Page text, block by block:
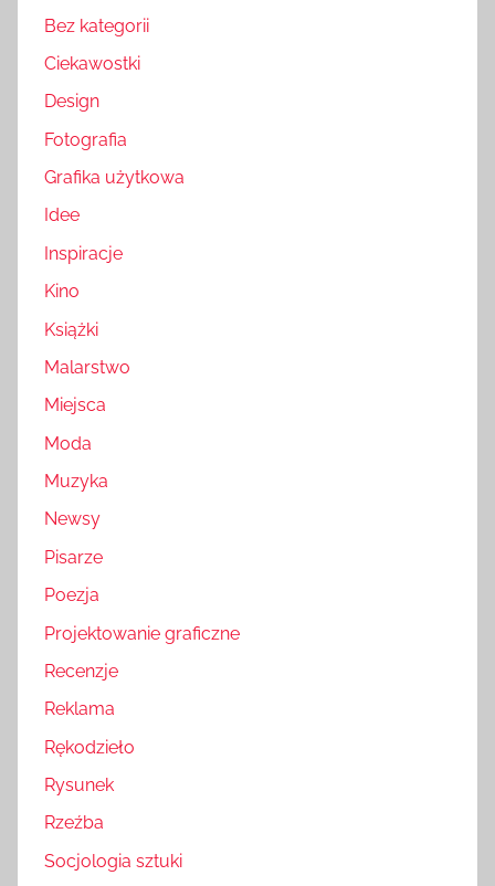
Bez kategorii
Ciekawostki
Design
Fotografia
Grafika użytkowa
Idee
Inspiracje
Kino
Książki
Malarstwo
Miejsca
Moda
Muzyka
Newsy
Pisarze
Poezja
Projektowanie graficzne
Recenzje
Reklama
Rękodzieło
Rysunek
Rzeźba
Socjologia sztuki